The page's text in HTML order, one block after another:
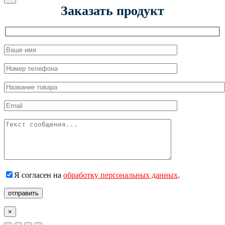
Заказать продукт
Я согласен на обработку персональных данных.
отправить
×